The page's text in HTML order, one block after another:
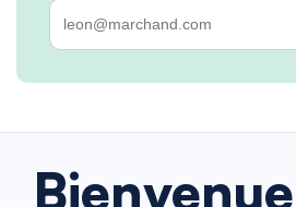
Bienvenue